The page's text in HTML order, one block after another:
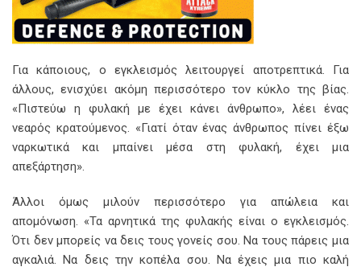
Για κάποιους, ο εγκλεισμός λειτουργεί αποτρεπτικά. Για
άλλους, ενισχύει ακόμη περισσότερο τον κύκλο της βίας.
«Πιστεύω η φυλακή με έχει κάνει άνθρωπο», λέει ένας
νεαρός κρατούμενος. «Γιατί όταν ένας άνθρωπος πίνει έξω
ναρκωτικά και μπαίνει μέσα στη φυλακή, έχει μια
απεξάρτηση».
Άλλοι όμως μιλούν περισσότερο για απώλεια και
απομόνωση. «Τα αρνητικά της φυλακής είναι ο εγκλεισμός.
Ότι δεν μπορείς να δεις τους γονείς σου. Να τους πάρεις μια
αγκαλιά. Να δεις την κοπέλα σου. Να έχεις μια πιο καλή